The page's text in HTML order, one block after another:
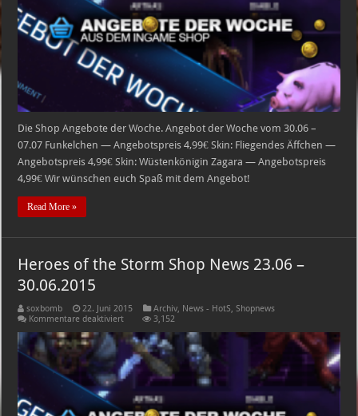
7.07.15
Die Shop Angebote der Woche. Angebot der Woche vom 30.06 –
07.07 Funkelchen — Angebotspreis 4,99€ Skin: Fliegendes Äffchen —
Angebotspreis 4,99€ Skin: Wüstenkönigin Zagara — Angebotspreis
4,99€ Wir wünschen euch Spaß mit dem Angebot!
Read More »
Heroes of the Storm Shop News 23.06 –
30.06.2015
soxbomb 22. Juni 2015 Archiv, News - HotS,Shopnews
Kommentare deaktiviertfür
of
Storm
Shop
News
23.06
30.06.2015
3,152